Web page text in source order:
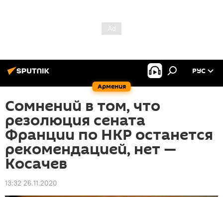
Армения
РУС
Сомнений в том, что
резолюция сената
Франции по НКР останется
рекомендацией, нет —
Косачев
13:32 26.11.2020